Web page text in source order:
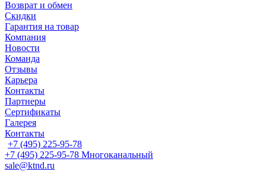
Возврат и обмен
Скидки
Гарантия на товар
Компания
Новости
Команда
Отзывы
Карьера
Контакты
Партнеры
Сертификаты
Галерея
Контакты
+7 (495) 225-95-78
+7 (495) 225-95-78 Многоканальный
sale@ktnd.ru